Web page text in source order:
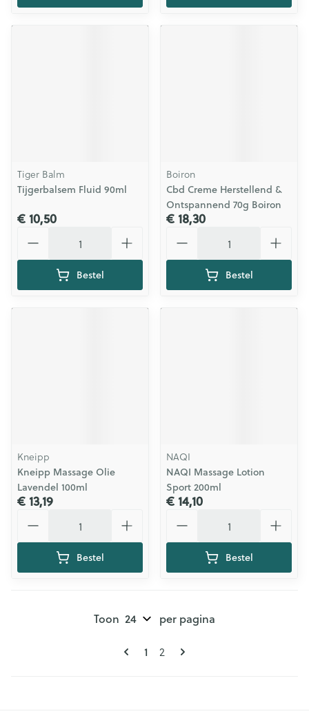
Tiger Balm
Tijgerbalsem Fluid 90ml
€ 10,50
Bestel
Boiron
Cbd Creme Herstellend &
Ontspannend 70g Boiron
€ 18,30
Bestel
Kneipp
Kneipp Massage Olie
Lavendel 100ml
€ 13,19
Bestel
NAQI
NAQI Massage Lotion
Sport 200ml
€ 14,10
Bestel
Pagina's
U lees momenteel pagina
1 Pagina
2
Toon per pagina